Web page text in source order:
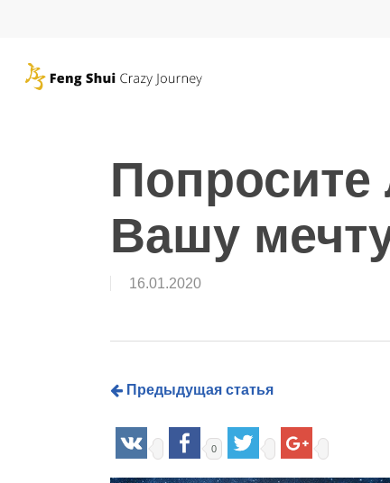
main
content
Попросите
Вашу
16.01.2020
Предыдущая статья
0